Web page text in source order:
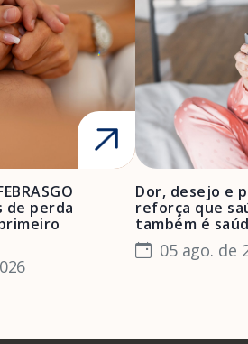
de perda
Dor, desejo e
reforça que
também é
05 ago. de